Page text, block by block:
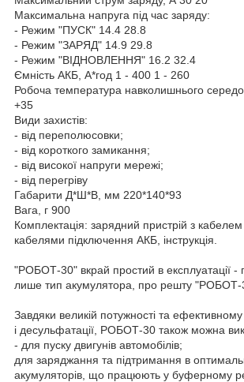
Максимальна напруга під час заряду:
- Режим "ПУСК" 14.4 28.8
- Режим "ЗАРЯД" 14.9 29.8
- Режим "ВІДНОВЛЕННЯ" 16.2 32.4
Ємність АКБ, А*год 1 - 400 1 - 260
Робоча температура навколишнього
+35
Види захистів:
- від переполюсовки;
- від короткого замикання;
- від високої напруги мережі;
- від перегріву
Габарити Д*Ш*В, мм 220*140*93
Вага, г 900
Комплектація: зарядний пристрій з
кабелями підключення АКБ, інструкція.
"РОБОТ-30" вкрай простий в експлуатації -
лише тип акумулятора, про решту "РОБОТ-
Завдяки великій потужності та
і десульфатації, РОБОТ-30 також можна
- для пуску двигунів автомобілів;
для заряджання та підтримання в
акумуляторів, що працюють у буферному